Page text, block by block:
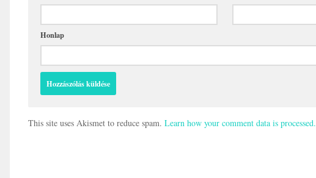
Honlap
This site uses Akismet to reduce spam. Learn how your comment data is processed.